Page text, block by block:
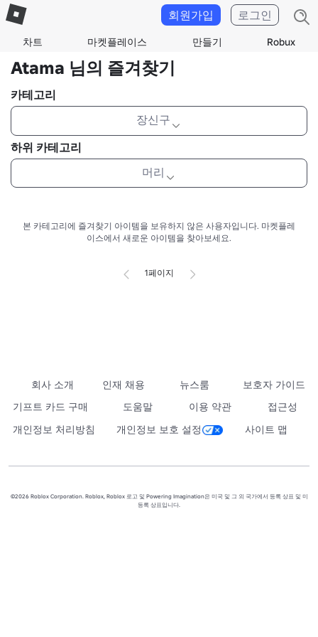
차트 마켓플레이스 만들기 Robux
회원가입 로그인
Atama 님의 즐겨찾기
카테고리
장신구
하위 카테고리
머리
본 카테고리에 즐겨찾기 아이템을 보유하지 않은 사용자입니다. 마켓플레
이스에서 새로운 아이템을 찾아보세요.
1페이지
회사 소개 인재 채용 뉴스룸
보호자 가이드
기프트 카드 구매
도움말 이용 약관
접근성
개인정보 처리방침
개인정보 보호 설정 사이트 맵
©2026 Roblox Corporation. Roblox, Roblox 로고 및 Powering Imagination은 미국 및 그 외 국가에서 등록 상표 및 미
등록 상표입니다.